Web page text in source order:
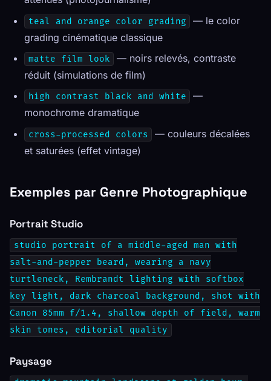
teal and orange color grading
— le color
grading cinématique classique
matte film look
— noirs relevés, contraste
réduit (simulations de film)
high contrast black and white
—
monochrome dramatique
cross-processed colors
— couleurs décalées
et saturées (effet vintage)
Exemples par Genre Photographique
Portrait Studio
studio portrait of a middle-aged man with
salt-and-pepper beard, wearing a navy
turtleneck, Rembrandt lighting with softbox
key light, dark charcoal background, shot with
Canon 85mm f/1.4, shallow depth of field, warm
skin tones, editorial quality
Paysage